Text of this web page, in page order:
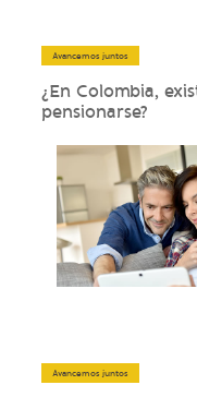
Avancemos juntos
¿En Colombia,
pensionarse?
Avancemos juntos